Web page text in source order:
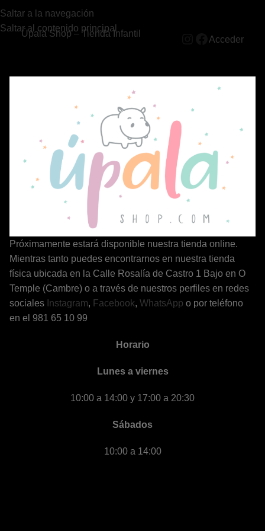
Saltar a la navegación
Saltar al contenido principal
Úpala Shop – Tienda Infantil
Acceder
Próximamente estará disponible nuestra tienda online.
Mientras tanto puedes encontrarnos en nuestra tienda
física ubicada en la Calle Rosalía de Castro 1 Bajo en O
Temple (Cambre) o a través de nuestros perfiles en redes
sociales Instagram, Facebook, WhatsApp o por teléfono
en el 981 65 10 99
Horario
Lunes a viernes
10:00 a 14:00 y 17:00 a 20:30
Sábados
10:00 a 14:00